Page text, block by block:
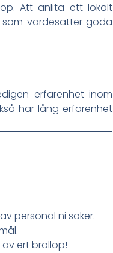
Att anlita ett lokalt
värdesätter goda
erfarenhet inom
har lång erfarenhet
personal ni söker.
ert bröllop!